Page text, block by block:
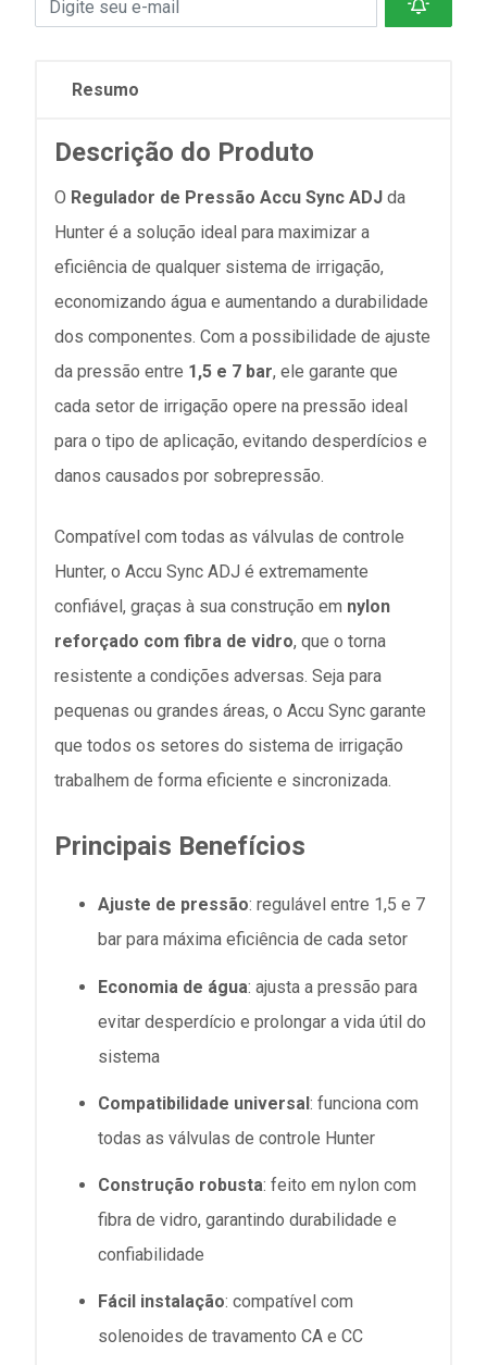
Resumo
Descrição do Produto
O Regulador de Pressão Accu Sync ADJ da
Hunter é a solução ideal para maximizar a
eficiência de qualquer sistema de irrigação,
economizando água e aumentando a durabilidade
dos componentes. Com a possibilidade de ajuste
da pressão entre 1,5 e 7 bar, ele garante que
cada setor de irrigação opere na pressão ideal
para o tipo de aplicação, evitando desperdícios e
danos causados por sobrepressão.
Compatível com todas as válvulas de controle
Hunter, o Accu Sync ADJ é extremamente
confiável, graças à sua construção em nylon
reforçado com fibra de vidro, que o torna
resistente a condições adversas. Seja para
pequenas ou grandes áreas, o Accu Sync garante
que todos os setores do sistema de irrigação
trabalhem de forma eficiente e sincronizada.
Principais Benefícios
Ajuste de pressão: regulável entre 1,5 e 7
bar para máxima eficiência de cada setor
Economia de água: ajusta a pressão para
evitar desperdício e prolongar a vida útil do
sistema
Compatibilidade universal: funciona com
todas as válvulas de controle Hunter
Construção robusta: feito em nylon com
fibra de vidro, garantindo durabilidade e
confiabilidade
Fácil instalação: compatível com
solenoides de travamento CA e CC